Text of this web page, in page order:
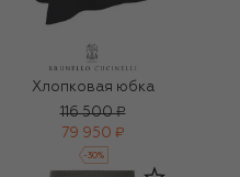
Хлопковая юбка
116 500 ₽
79 950 ₽
-30%